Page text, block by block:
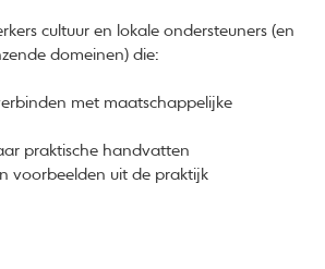
cultuur en lokale ondersteuners (en
domeinen) die:
met maatschappelijke
praktische handvatten
voorbeelden uit de praktijk